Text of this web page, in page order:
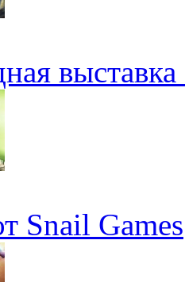
Snail Games